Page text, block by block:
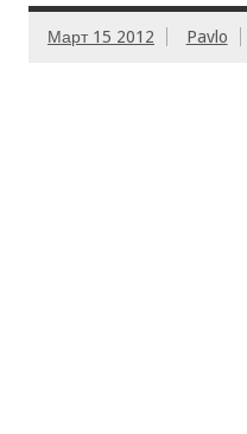
Март 15 2012 Pavlo